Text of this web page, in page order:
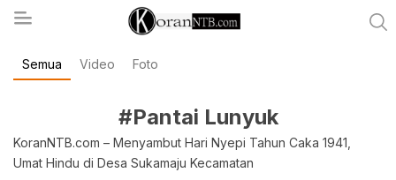
koranntb.com
Semua Video Foto
#Pantai Lunyuk
KoranNTB.com – Menyambut Hari Nyepi Tahun Caka 1941,
Umat Hindu di Desa Sukamaju Kecamatan